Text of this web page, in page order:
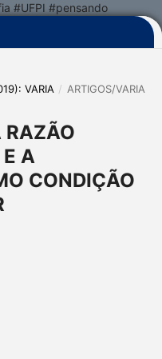
#UFPI #pensando
VARIA / ARTIGOS/VARIA
RAZÃO
A
CONDIÇÃO